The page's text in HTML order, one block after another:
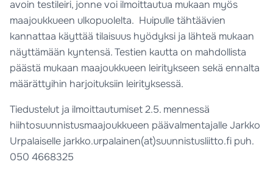
avoin testileiri, jonne voi ilmoittautua mukaan myös
maajoukkueen ulkopuolelta. Huipulle tähtäävien
kannattaa käyttää tilaisuus hyödyksi ja lähteä mukaan
näyttämään kyntensä. Testien kautta on mahdollista
päästä mukaan maajoukkueen leiritykseen sekä ennalta
määrättyihin harjoituksiin leirityksessä.
Tiedustelut ja ilmoittautumiset 2.5. mennessä
hiihtosuunnistusmaajoukkueen päävalmentajalle Jarkko
Urpalaiselle jarkko.urpalainen(at)suunnistusliitto.fi puh.
050 4668325